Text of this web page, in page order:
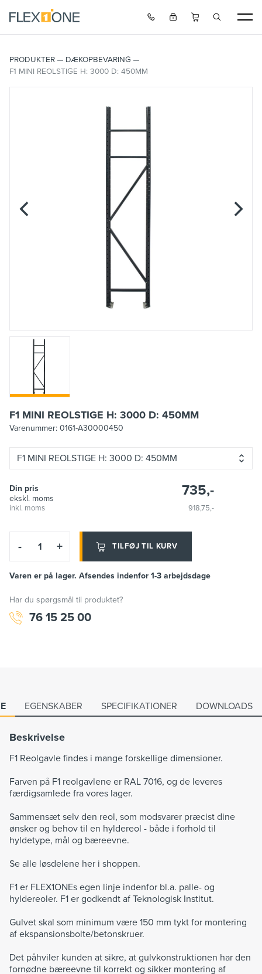
PRODUKTER
DÆKOPBEVARING
F1 MINI REOLSTIGE H: 3000 D: 450MM
F1 MINI REOLSTIGE H: 3000 D: 450MM
Varenummer: 0161-A30000450
F1 MINI REOLSTIGE H: 3000 D: 450MM
Din pris
ekskl. moms
735,-
inkl. moms 918,75,-
- + TILFØJ TIL KURV
Varen er på lager. Afsendes indenfor 1-3 arbejdsdage
Har du spørgsmål til produktet?
76 15 25 00
EGENSKABER SPECIFIKATIONER DOWNLOADS
Beskrivelse
F1 Reolgavle findes i mange forskellige dimensioner.
Farven på F1 reolgavlene er RAL 7016, og de leveres
færdigsamlede fra vores lager.
Sammensæt selv den reol, som modsvarer præcist dine
ønsker og behov til en hyldereol - både i forhold til
hyldetype, mål og bæreevne.
Se alle løsdelene her i shoppen.
F1 er FLEX1ONEs egen linje indenfor bl.a. palle- og
hyldereoler. F1 er godkendt af Teknologisk Institut.
Gulvet skal som minimum være 150 mm tykt for montering
af ekspansionsbolte/betonskruer.
Det påhviler kunden at sikre, at gulvkonstruktionen har den
fornødne bæreevne til korrekt og sikker montering af